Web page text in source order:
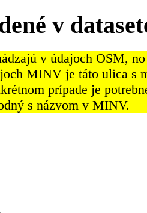
v
v údajoch OSM,
MINV je táto ulica s
prípade je
s názvom v MINV.